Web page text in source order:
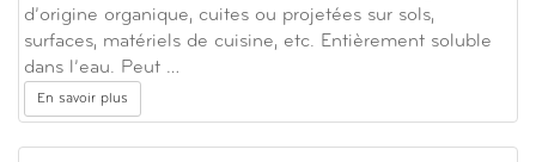
d’origine organique, cuites ou projetées sur sols,
surfaces, matériels de cuisine, etc. Entièrement soluble
dans l’eau. Peut …
En savoir plus